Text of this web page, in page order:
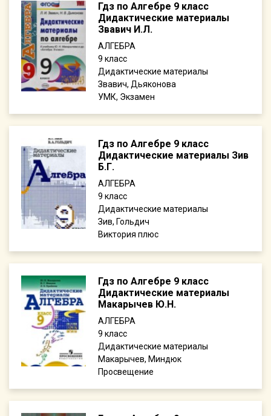
Гдз по Алгебре 9 класс
Дидактические материалы
Звавич И.Л.
АЛГЕБРА
9
Дидактические материалы
Звавич, Дьяконова
УМК, Экзамен
Гдз по Алгебре 9 класс
Дидактические материалы Зив
Б.Г.
АЛГЕБРА
9
Дидактические материалы
Зив, Гольдич
Виктория плюс
Гдз по Алгебре 9 класс
Дидактические материалы
Макарычев Ю.Н.
АЛГЕБРА
9
Дидактические материалы
Макарычев, Миндюк
Просвещение